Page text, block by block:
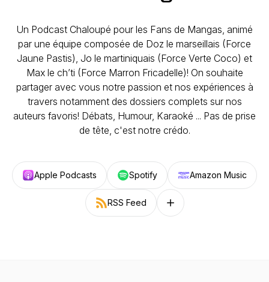
Un Podcast Chaloupé pour les Fans de Mangas, animé
par une équipe composée de Doz le marseillais (Force
Jaune Pastis), Jo le martiniquais (Force Verte Coco) et
Max le ch’ti (Force Marron Fricadelle)! On souhaite
partager avec vous notre passion et nos expériences à
travers notamment des dossiers complets sur nos
auteurs favoris! Débats, Humour, Karaoké ... Pas de prise
de tête, c'est notre crédo.
Apple Podcasts Spotify Amazon Music
RSS Feed Follow on other platforms